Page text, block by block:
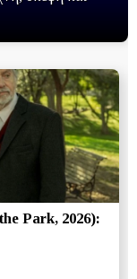
Park, 2026):